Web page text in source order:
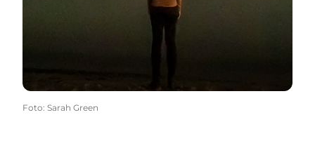
Foto: Sarah Green